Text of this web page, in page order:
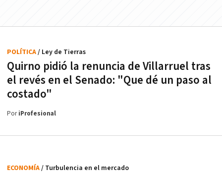
Quirno pidió la renuncia de Villarruel tras
el revés en el Senado: "Que dé un paso al
costado"
POLÍTICA/ Ley de Tierras
PoriProfesional
ECONOMÍA/ Turbulencia en el mercado